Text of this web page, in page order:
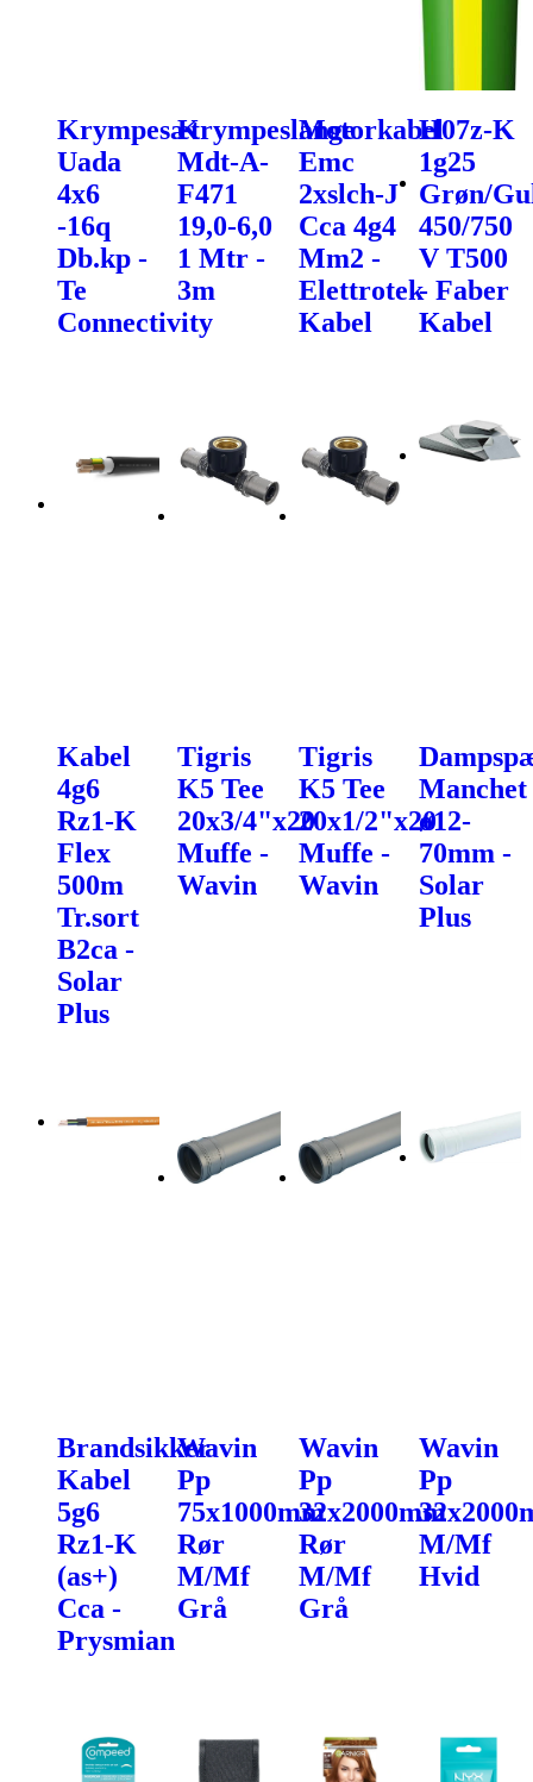
Krympesæt
Uada
4x6
-16q
Db.kp -
Te
Connectivity
Krympeslange
Mdt-A-
F471
19,0-6,0
1 Mtr -
3m
Motorkabel
Emc
2xslch-J
Cca 4g4
Mm2 -
Elettrotek
Kabel
H07z-K
1g25
Grøn/
450/750
V T500
- Faber
Kabel
Kabel
4g6
Rz1-K
Flex
500m
Tr.sort
B2ca -
Solar
Plus
Tigris
K5 Tee
20x3/4"x20
Muffe -
Wavin
Tigris
K5 Tee
20x1/2"x20
Muffe -
Wavin
Manchet
ø12-
70mm -
Solar
Plus
Brandsikker
Kabel
5g6
Rz1-K
(as+)
Cca -
Prysmian
Wavin
Pp
75x1000mm
Rør
M/Mf
Grå
Wavin
Pp
32x2000mm
Rør
M/Mf
Grå
Wavin
Pp
M/Mf
Hvid